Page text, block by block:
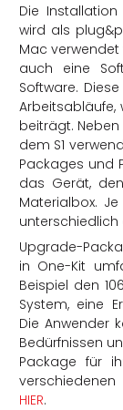
Die
wird als
Mac verwendet
auch eine
Software.
Arbeitsabläufe,
beiträgt.
dem S1
Packages und
das Gerät,
Materialbox.
unterschiedlich
Upgrade-
in One-Kit
Beispiel den
System, eine
Die Anwender
Bedürfnissen
Package für
HIER.